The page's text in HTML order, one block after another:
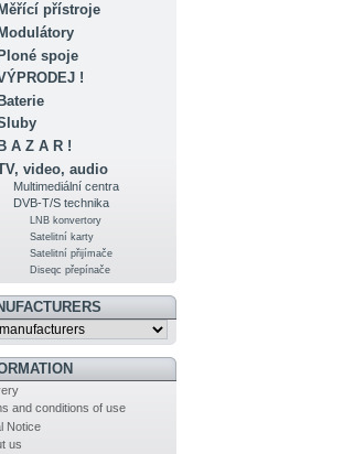
Měřící přístroje
Modulátory
spoje
!
Baterie
B A Z A R !
video, audio
Multimediální centra
DVB-T/S technika
LNB konvertory
Satelitní karty
Satelitní přijímače
Diseqc přepínače
and conditions of use
Notice
us